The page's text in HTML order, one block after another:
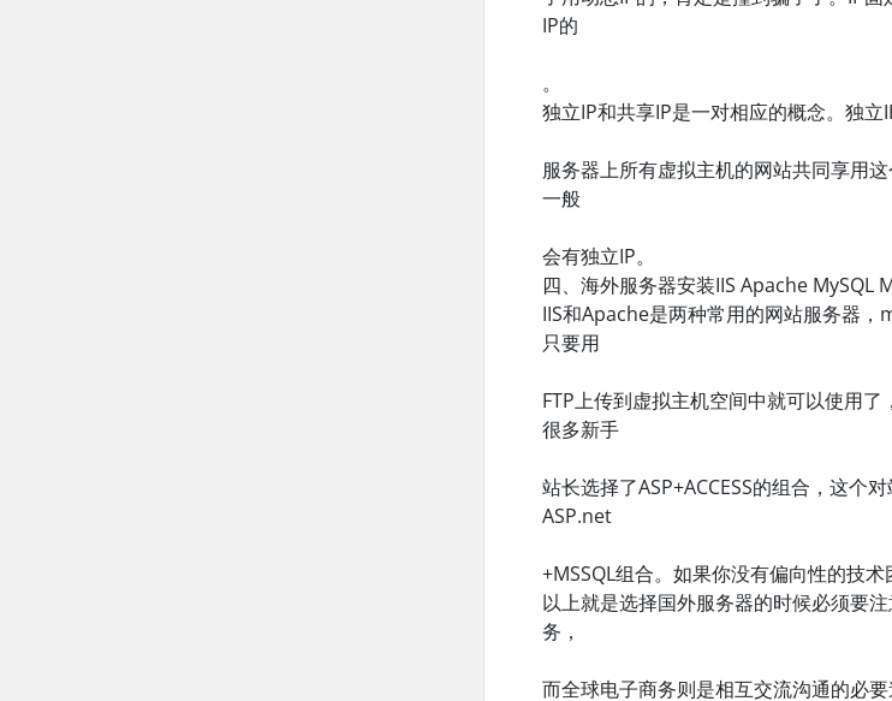
IP的
。
独立IP和共享IP是一对相应的概念。独
服务器上所有虚拟主机的网站共同享用
一般
会有独立IP。
四、海外服务器安装IIS Apache MySQL
IIS和Apache是两种常用的网站服务器，
只要用
FTP上传到虚拟主机空间中就可以使用了
很多新手
站长选择了ASP+ACCESS的组合，这个
ASP.net
+MSSQL组合。如果你没有偏向性的技术
以上就是选择国外服务器的时候必须要
务，
而全球电子商务则是相互交流沟通的必